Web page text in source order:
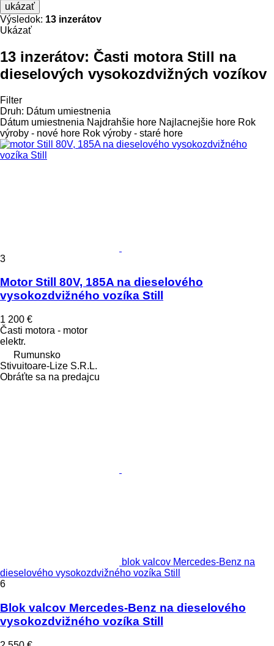
ukázať
Výsledok: 13 inzerátov
Ukázať
13 inzerátov: Časti motora Still na
dieselových vysokozdvižných vozíkov
Filter
Druh: Dátum umiestnenia
Dátum umiestnenia Najdrahšie hore Najlacnejšie hore Rok
výroby - nové hore Rok výroby - staré hore
3
Motor Still 80V, 185A na dieselového
vysokozdvižného vozíka Still
1 200 €
Časti motora - motor
elektr.
Rumunsko
Stivuitoare-Lize S.R.L.
Obráťte sa na predajcu
blok valcov Mercedes-Benz na
dieselového vysokozdvižného vozíka Still
6
Blok valcov Mercedes-Benz na dieselového
vysokozdvižného vozíka Still